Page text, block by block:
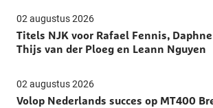
02 augustus 2026
Titels NJK voor Rafael Fennis,
Thijs van der Ploeg en Leann Nguyen
02 augustus 2026
Volop Nederlands succes op MT400